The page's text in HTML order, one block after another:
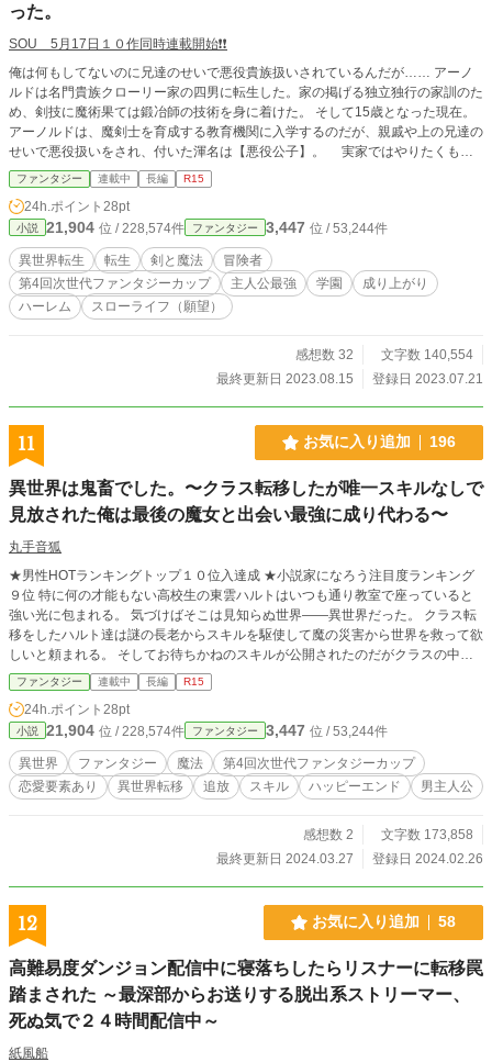
った。
SOU 5月17日１０作同時連載開始❗❗
俺は何もしてないのに兄達のせいで悪役貴族扱いされているんだが…… アーノ
ルドは名門貴族クローリー家の四男に転生した。家の掲げる独立独行の家訓のた
め、剣技に魔術果ては鍛冶師の技術を身に着けた。 そして15歳となった現在。
アーノルドは、魔剣士を育成する教育機関に入学するのだが、親戚や上の兄達の
せいで悪役扱いをされ、付いた渾名は【悪役公子】。 実家ではやりたくもな
い【付与魔術】をやらされ、学園に通っていても心の無い言葉を投げかけられる
日々に嫌気がさした俺は、自由を求めて冒険者になる事にした。 剣術ではな
く刀を打ち刀を使う彼は、憧れの自由と、美味いメシとスローライフを求めて、
時に戦い。時にメシを食らい、時に剣を打つ。 アーノルドの第二の人生が幕
を開ける。しかし、同級生で仲の悪いメイザース家の娘ミナに学園での態度が演
技だと知られてしまい。アーノルドの理想の生活は、ハチャメチャなものになっ
て行く。
ファンタジー 連載中 長編 R15
24h.ポイント 28pt
小説 21,904 位 / 228,574件 ファンタジー 3,447 位 / 53,244件
異世界転生 転生 剣と魔法
冒険者
第4回次世代ファンタジーカップ
主人公最強 学園
成り上がり
ハーレム
スローライフ（願望）
感想数 32
文字数 140,554
最終更新日 2023.08.15
登録日 2023.07.21
11 お気に入り追加 196
異世界は鬼畜でした。〜クラス転移したが唯一スキルなしで
見放された俺は最後の魔女と出会い最強に成り代わる〜
丸手音狐
★男性HOTランキングトップ１０位入達成 ★小説家になろう注目度ランキング
９位 特に何の才能もない高校生の東雲ハルトはいつも通り教室で座っていると
強い光に包まれる。 気づけばそこは見知らぬ世界――異世界だった。 クラス転
移をしたハルト達は謎の長老からスキルを駆使して魔の災害から世界を救って欲
しいと頼まれる。 そしてお待ちかねのスキルが公開されたのだがクラスの中で
唯一ハルトだけがスキルを持っていなかった。 それが原因で何もすることがで
きなかったハルトはある時結華を救う事になるのだが負傷したハルトは見捨てら
れてしまい露頭に迷うことになる。 そんなハルトは森の中で最後の魔女――シ
ノに出会う。 シノはハルトに魔力を源とする魔法という力を分け与えた。 そし
てハルトは貰った魔法を駆使して次から次に現れる敵達と戦うことに。 しかし
分け与えられた魔法はすぐに力の限界を迎える事になってしまう。 魔法を強
くする方法はただひとつ。 最後の魔女であるシノと愛し合う事。 だがこれまで
ス転移したがスキルがなく使い物にならず見放されたハルトが最後の魔女のシノ
載中です。 先行配信に関しては小説家になろう様で行っています。
ファンタジー 連載中 長編 R15
24h.ポイント 28pt
小説 21,904 位 / 228,574件 ファンタジー 3,447 位 / 53,244件
異世界 ファンタジー 魔法
第4回次世代ファンタジーカップ
恋愛要素あり
異世界転移 追放 スキル ハッピーエンド 男主人公
感想数 2
文字数 173,858
最終更新日 2024.03.27
登録日 2024.02.26
12 お気に入り追加 58
高難易度ダンジョン配信中に寝落ちしたらリスナーに転移罠
踏まされた ～最深部からお送りする脱出系ストリーマー、
死ぬ気で２４時間配信中～
紙風船